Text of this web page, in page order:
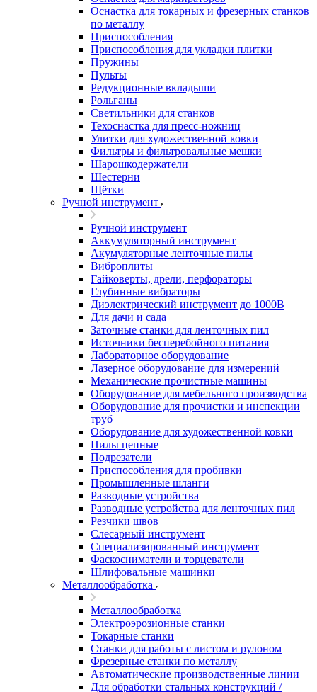
Оснастка для токарных и фрезерных станков
по металлу
Приспособления
Приспособления для укладки плитки
Пружины
Пульты
Редукционные вкладыши
Рольганы
Светильники для станков
Техоснастка для пресс-ножниц
Улитки для художественной ковки
Фильтры и фильтровальные мешки
Шарошкодержатели
Шестерни
Щётки
Ручной инструмент
Ручной инструмент
Аккумуляторный инструмент
Акумуляторные ленточные пилы
Виброплиты
Гайковерты, дрели, перфораторы
Глубинные вибраторы
Диэлектрический инструмент до 1000В
Для дачи и сада
Заточные станки для ленточных пил
Источники бесперебойного питания
Лабораторное оборудование
Лазерное оборудование для измерений
Механические прочистные машины
Оборудование для мебельного производства
Оборудование для прочистки и инспекции
труб
Оборудование для художественной ковки
Пилы цепные
Подрезатели
Приспособления для пробивки
Промышленные шланги
Разводные устройства
Разводные устройства для ленточных пил
Резчики швов
Слесарный инструмент
Специализированный инструмент
Фаскосниматели и торцеватели
Шлифовальные машинки
Металлообработка
Металлообработка
Электроэрозионные станки
Токарные станки
Станки для работы с листом и рулоном
Фрезерные станки по металлу
Автоматические производственные линии
Для обработки стальных конструкций /